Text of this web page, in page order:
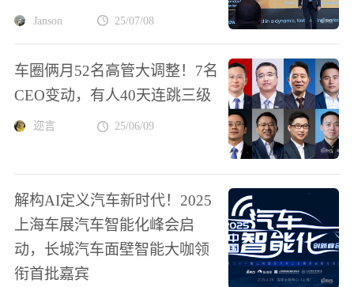
Janson 25/07/08
车圈俩月52名高管大调整！7名
CEO变动，有人40天连跳三级
迩言 25/06/09
解构AI定义汽车新时代！2025
上海车展汽车智能化峰会启
动，长城汽车面壁智能大咖领
衔首批嘉宾